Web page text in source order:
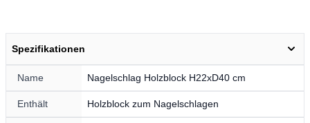
Spezifikationen
Name Nagelschlag Holzblock H22xD40 cm
Enthält Holzblock zum Nagelschlagen